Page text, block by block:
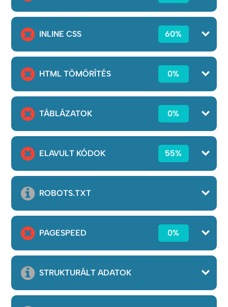
INLINE CSS 60%
HTML TÖMÖRÍTÉS 0%
TÁBLÁZATOK 0%
ELAVULT KÓDOK 55%
ROBOTS.TXT
PAGESPEED 0%
STRUKTURÁLT ADATOK